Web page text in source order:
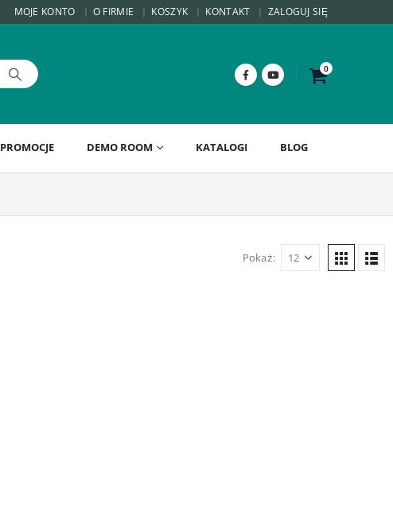
MOJE KONTO O FIRMIE KOSZYK KONTAKT ZALOGUJ SIĘ
0
PROMOCJE DEMO ROOM KATALOGI BLOG
Pokaż: